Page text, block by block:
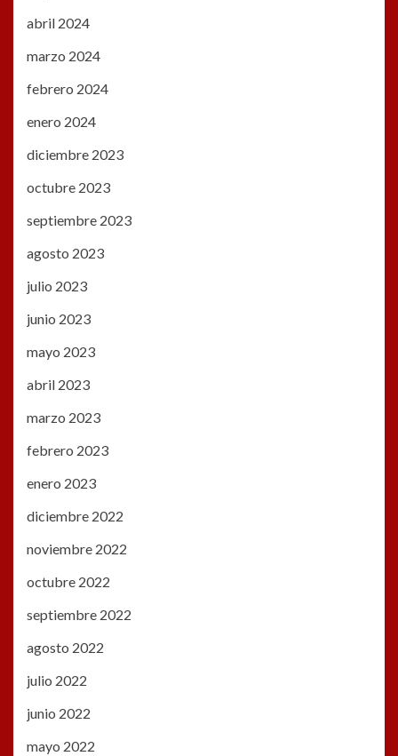
abril 2024
marzo 2024
febrero 2024
enero 2024
diciembre 2023
octubre 2023
septiembre 2023
agosto 2023
julio 2023
junio 2023
mayo 2023
abril 2023
marzo 2023
febrero 2023
enero 2023
diciembre 2022
noviembre 2022
octubre 2022
septiembre 2022
agosto 2022
julio 2022
junio 2022
mayo 2022